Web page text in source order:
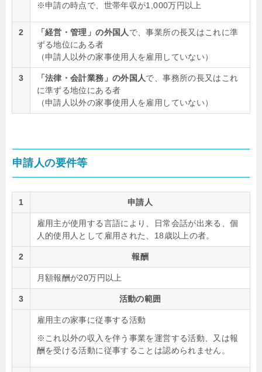
※申請の時点で、世帯年収が1,000万円以上
2 「経営・管理」の外国人 で、事業所の長又はこれに準
ずる地位にある者
（申請人以外の家事使用人を雇用していない）
3 「法律・会計業務」の外国人で、事務所の長又はこれ
に準ずる地位にある者
（申請人以外の家事使用人を雇用していない）
申請人の要件等
1 申請人
雇用主が使用する言語により、日常会話が出来る、個
人的使用人として雇用された、18歳以上の者。
2 報酬
月額報酬が20万円以上
3 活動の範囲
雇用主の家事に従事する活動
※これ以外の収入を伴う事業を運営する活動、又は報
酬を受ける活動に従事することは認められません。